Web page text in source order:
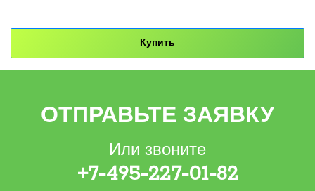
Купить
ОТПРАВЬТЕ ЗАЯВКУ
Или звоните
+7-495-227-01-82